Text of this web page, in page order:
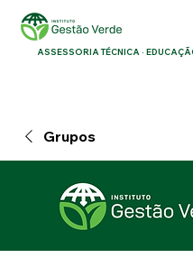
ASSESSORIA TÉCNICA ·
Grupos